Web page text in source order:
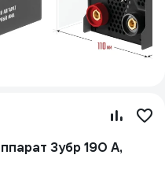
Зубр 190 А,